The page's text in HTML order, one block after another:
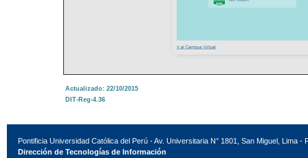
Actualizado: 22/10/2015
DIT-Reg-4.36
Pontificia Universidad Católica del Perú - Av. Universitaria N° 1801, San Miguel, Lima -
Dirección de Tecnologías de Información